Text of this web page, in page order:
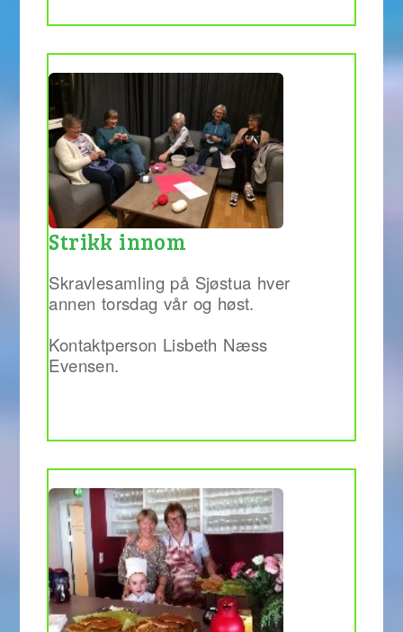
Strikk innom
Skravlesamling på Sjøstua hver
annen torsdag vår og høst.
Kontaktperson Lisbeth Næss
Evensen.